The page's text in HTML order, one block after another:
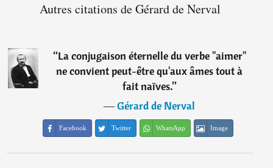
Autres citations de Gérard de Nerval
“La conjugaison éternelle du verbe "aimer"
ne convient peut-être qu'aux âmes tout à
fait naïves.”
―Gérard de Nerval
Facebook Twitter WhatsApp Image